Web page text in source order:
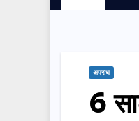
अपराध
6